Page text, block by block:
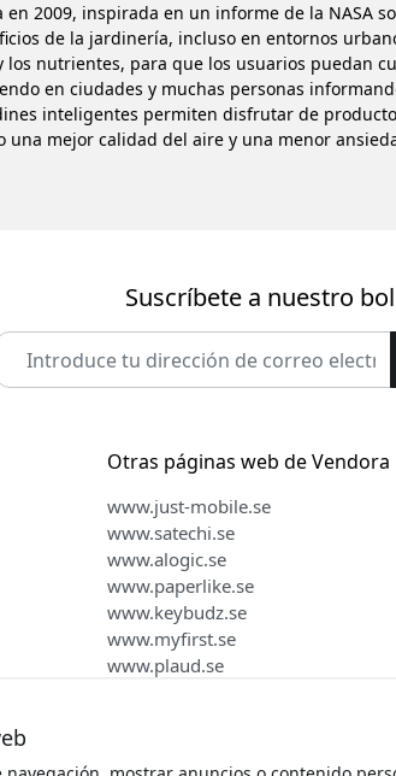
2009, inspirada en un informe de la NASA
de la jardinería, incluso en entornos
nutrientes, para que los usuarios puedan
en ciudades y muchas personas
inteligentes permiten disfrutar de
una mejor calidad del aire y una menor
Suscríbete a nuestro
Otras páginas web de Vendora
www.just-mobile.se
www.satechi.se
www.alogic.se
www.paperlike.se
www.keybudz.se
www.myfirst.se
www.plaud.se